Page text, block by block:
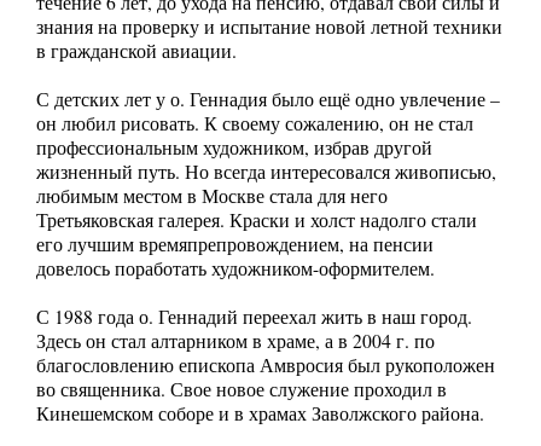
знания на проверку и испытание новой летной техники
в гражданской авиации.
С детских лет у о. Геннадия было ещё одно увлечение –
он любил рисовать. К своему сожалению, он не стал
профессиональным художником, избрав другой
жизненный путь. Но всегда интересовался живописью,
любимым местом в Москве стала для него
Третьяковская галерея. Краски и холст надолго стали
его лучшим времяпрепровождением, на пенсии
довелось поработать художником-оформителем.
С 1988 года о. Геннадий переехал жить в наш город.
Здесь он стал алтарником в храме, а в 2004 г. по
благословлению епископа Амвросия был рукоположен
во священника. Свое новое служение проходил в
Кинешемском соборе и в храмах Заволжского района.